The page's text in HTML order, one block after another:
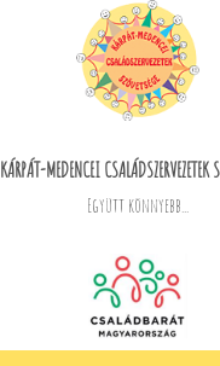
KÁRPÁT-MEDENCEI CSALÁDSZERVEZETEK
Együtt könnyebb...